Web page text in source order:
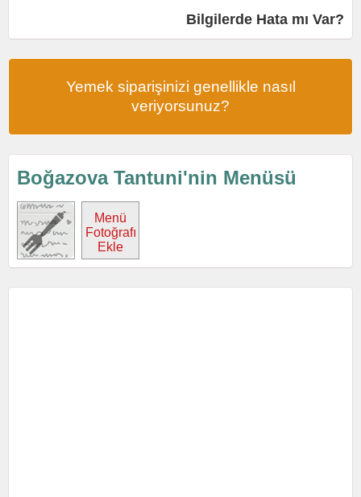
Bilgilerde Hata mı Var?
Yemek siparişinizi genellikle nasıl
veriyorsunuz?
Boğazova Tantuni'nin Menüsü
Menü
Fotoğrafı
Ekle